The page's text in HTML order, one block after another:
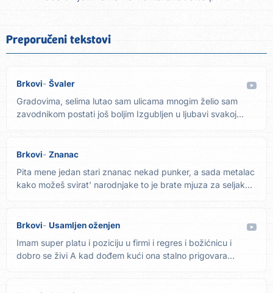
Preporučeni tekstovi
Brkovi Švaler
Gradovima, selima lutao sam ulicama mnogim želio sam
zavodnikom postati još boljim Izgubljen u ljubavi svakoj
Brkovi Znanac
Pita mene jedan stari znanac nekad punker, a sada metalac
kako možeš svirat' narodnjake to je brate mjuza za seljake
Brkovi Usamljen oženjen
Imam super platu i poziciju u firmi i regres i božićnicu i
dobro se živi A kad dođem kući ona stalno prigovara